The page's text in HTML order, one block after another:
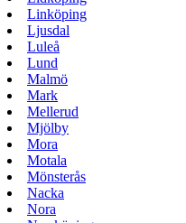
Linköping
Ljusdal
Luleå
Lund
Malmö
Mark
Mellerud
Mjölby
Mora
Motala
Mönsterås
Nacka
Nora